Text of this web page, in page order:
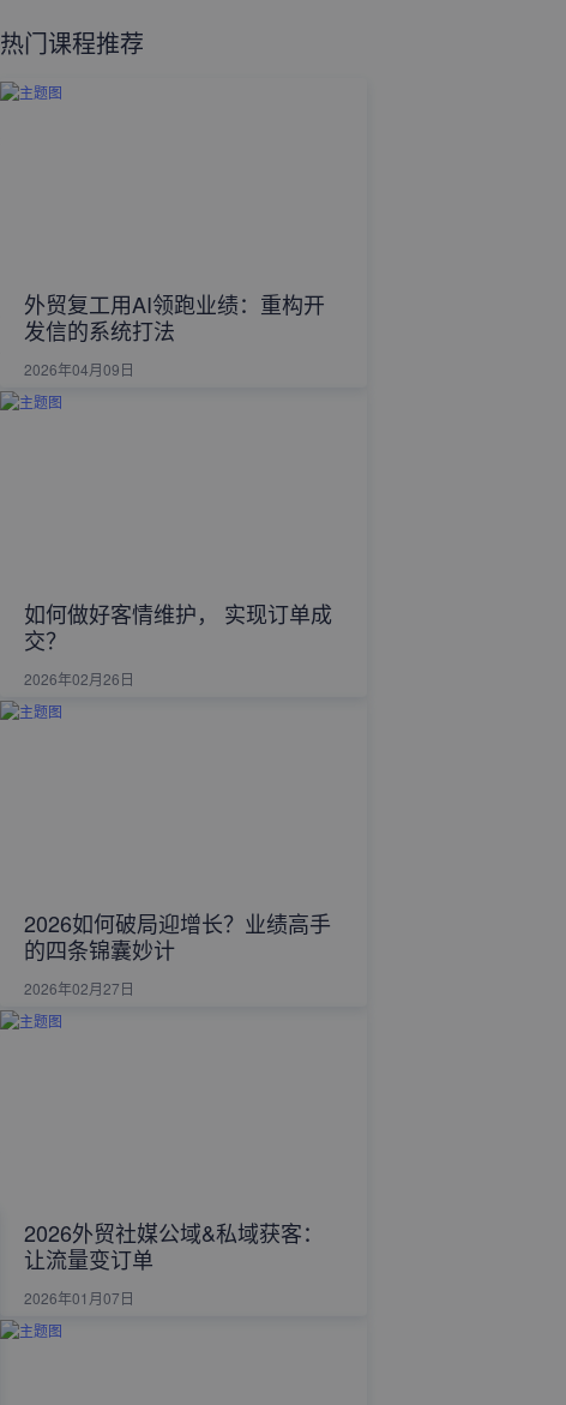
热门课程推荐
外贸复工用AI领跑业绩：重构开
发信的系统打法
2026年04月09日
如何做好客情维护， 实现订单成
交？
2026年02月26日
2026如何破局迎增长？业绩高手
的四条锦囊妙计
2026年02月27日
2026外贸社媒公域&私域获客：
让流量变订单
2026年01月07日